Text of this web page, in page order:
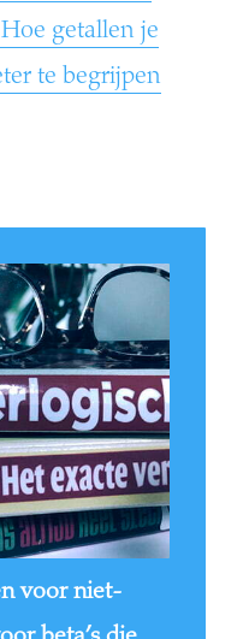
getallen je
te begrijpen
voor niet-